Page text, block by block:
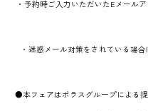
・予約時ご入力いただいたEメール
・迷惑メール対策をされている場
●本フェアはポラスグループによる